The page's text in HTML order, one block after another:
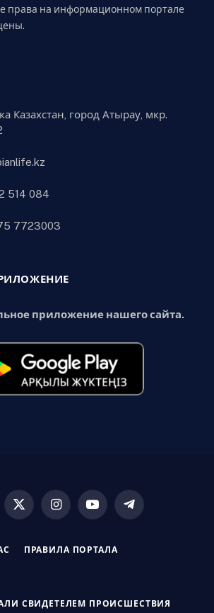
права на информационном портале
Казахстан, город Атырау, мкр.
514 084
7723003
приложение нашего сайта.
X
InstagramYouTubeTelegram
ПРАВИЛА ПОРТАЛА
СВИДЕТЕЛЕМ ПРОИСШЕСТВИЯ